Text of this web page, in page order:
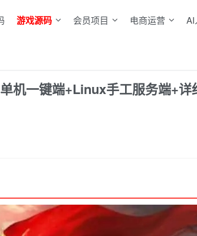
游戏源码 会员项目 电商运营 AI
机一键端+Linux手工服务端+详